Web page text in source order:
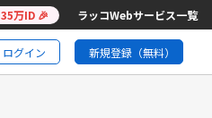
35万ID 🎉 ラッコWebサービス一覧
ログイン 新規登録（無料）